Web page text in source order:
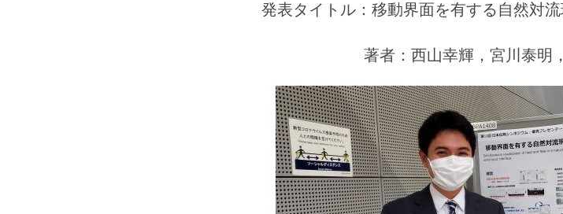
発表タイトル：移動界面を有する自然対
著者：西山幸輝，宮川泰明